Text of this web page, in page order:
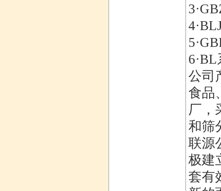
公司
食品
厂，
和筛
联源
极建
套有